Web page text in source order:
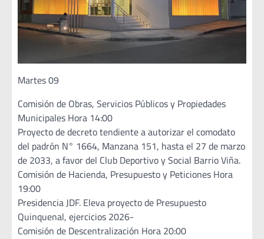
Martes 09
Comisión de Obras, Servicios Públicos y Propiedades
Municipales Hora 14:00
Proyecto de decreto tendiente a autorizar el comodato
del padrón N° 1664, Manzana 151, hasta el 27 de marzo
de 2033, a favor del Club Deportivo y Social Barrio Viña.
Comisión de Hacienda, Presupuesto y Peticiones Hora
19:00
Presidencia JDF. Eleva proyecto de Presupuesto
Quinquenal, ejercicios 2026-
Comisión de Descentralización Hora 20:00